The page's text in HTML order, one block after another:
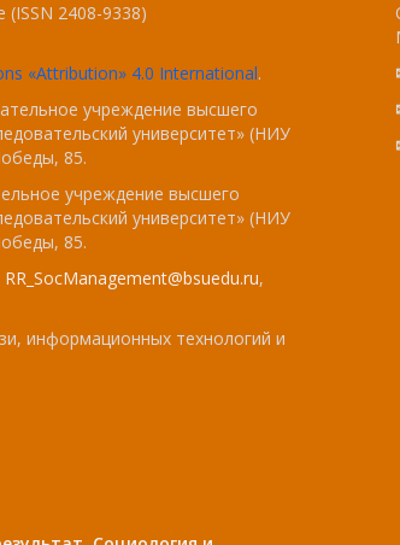
(ISSN 2408-9338)
«Attribution» 4.0 International.
учреждение высшего
университет» (НИУ
85.
учреждение высшего
университет» (НИУ
85.
RR_SocManagement@bsuedu.ru,
информационных технологий и